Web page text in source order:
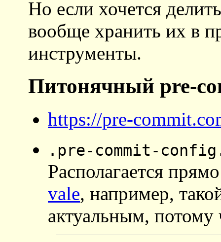
Но если хочется
вообще хранить их в
инструменты.
Питонячный pre-
https://pre-
.pre-commit-
Располагается
vale, например,
актуальным, потому